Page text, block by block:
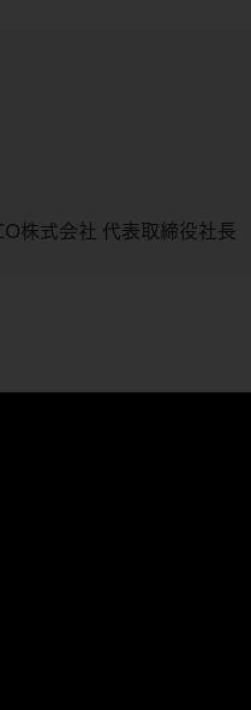
株式会社 代表取締役社長